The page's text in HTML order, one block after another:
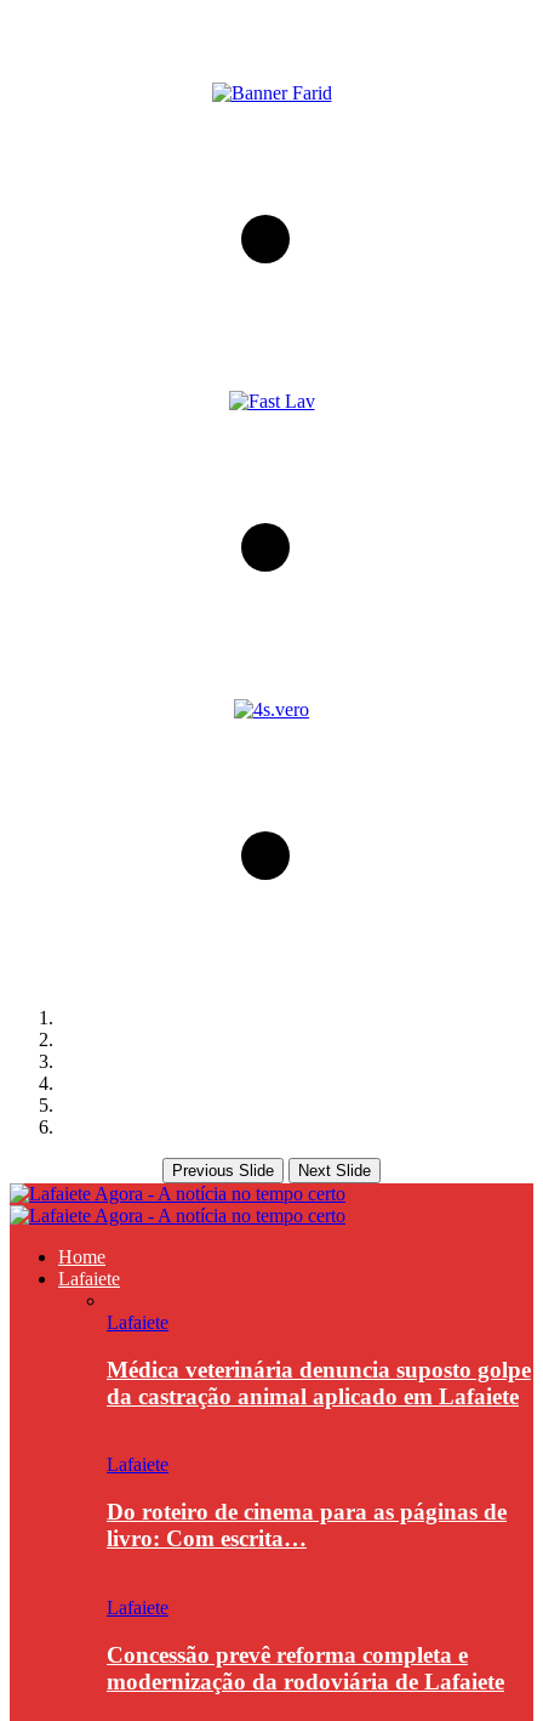
Previous Slide Next Slide
Home
Lafaiete
Lafaiete
Médica veterinária denuncia suposto golpe
da castração animal aplicado em Lafaiete
Lafaiete
Do roteiro de cinema para as páginas de
livro: Com escrita…
Lafaiete
Concessão prevê reforma completa e
modernização da rodoviária de Lafaiete